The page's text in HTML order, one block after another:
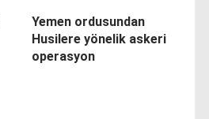
Yemen ordusundan
Husilere yönelik askeri
operasyon